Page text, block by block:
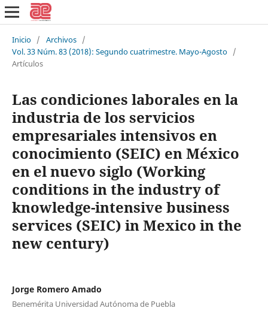
Inicio / Archivos /
Vol. 33 Núm. 83 (2018): Segundo cuatrimestre. Mayo-Agosto /
Artículos
Las condiciones laborales en la
industria de los servicios
empresariales intensivos en
conocimiento (SEIC) en México
en el nuevo siglo (Working
conditions in the industry of
knowledge-intensive business
services (SEIC) in Mexico in the
new century)
Jorge Romero Amado
Benemérita Universidad Autónoma de Puebla